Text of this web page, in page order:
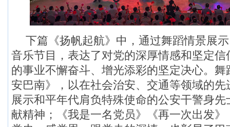
下篇《扬帆起航》中， 通过舞蹈情景展
音乐节目，表达了对党的深厚情感和坚定
的事业不懈奋斗、增光添彩的坚定决心。 舞
安巴南》，以在社会治安、交通等领域的
展示和平年代肩负特殊使命的公安干警身
献精神；《我是一名党员》《再一次出发》